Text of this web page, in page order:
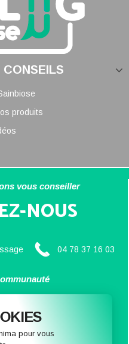
CONSEILS
produits
vous conseiller
NOUS
04 78 37 16 03
pour vous